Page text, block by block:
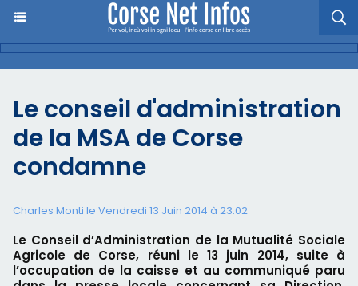
Le conseil d'administration
de la MSA de Corse
condamne
Charles Monti le Vendredi 13 Juin 2014 à 23:02
Le Conseil d’Administration de la Mutualité Sociale
Agricole de Corse, réuni le 13 juin 2014, suite à
l’occupation de la caisse et au communiqué paru